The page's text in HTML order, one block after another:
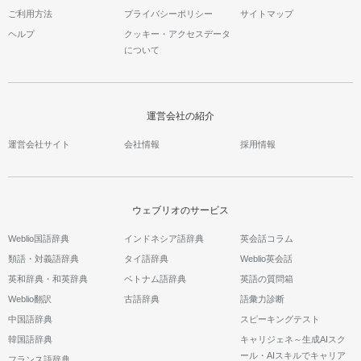
ご利用方法 プライバシーポリシー サイトマップ
ヘルプ
クッキー・アクセスデータ
について
運営会社の紹介
運営会社サイト 会社情報 採用情報
ウェブリオのサービス
Weblio国語辞典
類語・対義語辞典
英和辞典・和英辞典
Weblio翻訳
中国語辞典
韓国語辞典
インドネシア語辞典
タイ語辞典
ベトナム語辞典
古語辞典
英会話コラム
Weblio英会話
英語の質問箱
語彙力診断
スピーキングテスト
キャリジェネ～生成AIスク
ール・AIスキルでキャリア